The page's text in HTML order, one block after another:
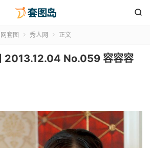

套图  秀人网  正文
2013.12.04 No.059 容容容